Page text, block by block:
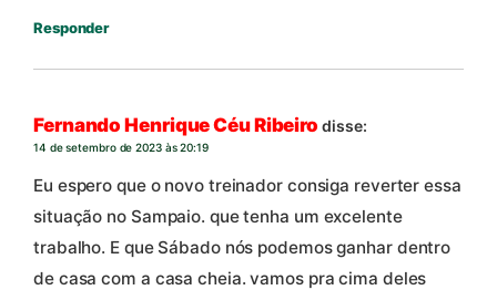
Responder
Fernando Henrique Céu Ribeiro disse:
14 de setembro de 2023 às 20:19
Eu espero que o novo treinador consiga reverter essa
situação no Sampaio. que tenha um excelente
trabalho. E que Sábado nós podemos ganhar dentro
de casa com a casa cheia. vamos pra cima deles